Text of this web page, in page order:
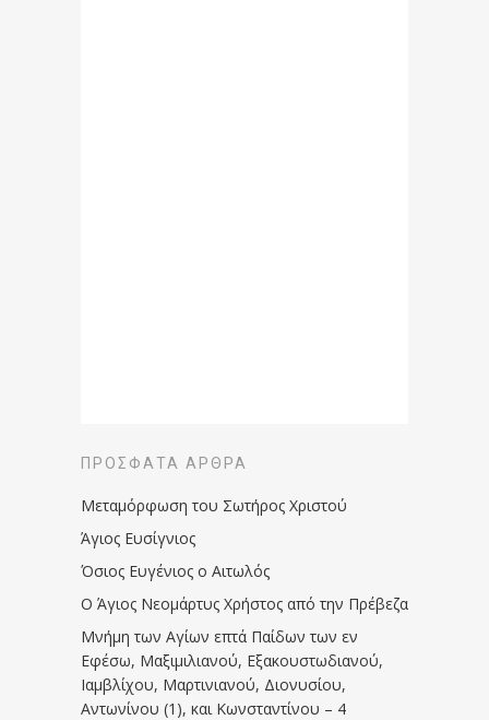
ΠΡΌΣΦΑΤΑ ΆΡΘΡΑ
Μεταμόρφωση του Σωτήρος Χριστού
Άγιος Ευσίγνιος
Όσιος Ευγένιος ο Αιτωλός
Ο Άγιος Νεομάρτυς Χρήστος από την Πρέβεζα
Μνήμη των Aγίων επτά Παίδων των εν
Eφέσω, Mαξιμιλιανού, Eξακουστωδιανού,
Iαμβλίχου, Mαρτινιανού, Διονυσίου,
Aντωνίνου (1), και Kωνσταντίνου – 4